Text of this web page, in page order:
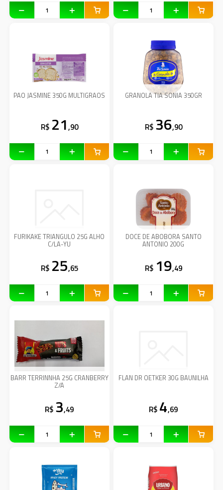
PAO JASMINE 350G MULTIGRAOS
R$ 21,90
GRANOLA TIA SONIA 350GR
R$ 36,90
FURIKAKE TRIANGULO 25G ALHO
C/LA-YU
R$ 25,65
DOCE DE ABOBORA SANTO
ANTONIO 200G
R$ 19,49
BARR TERRINNHA 25G CRANBERRY
Z/A
R$ 3,49
FLAN DR OETKER 30G BAUNILHA
R$ 4,69